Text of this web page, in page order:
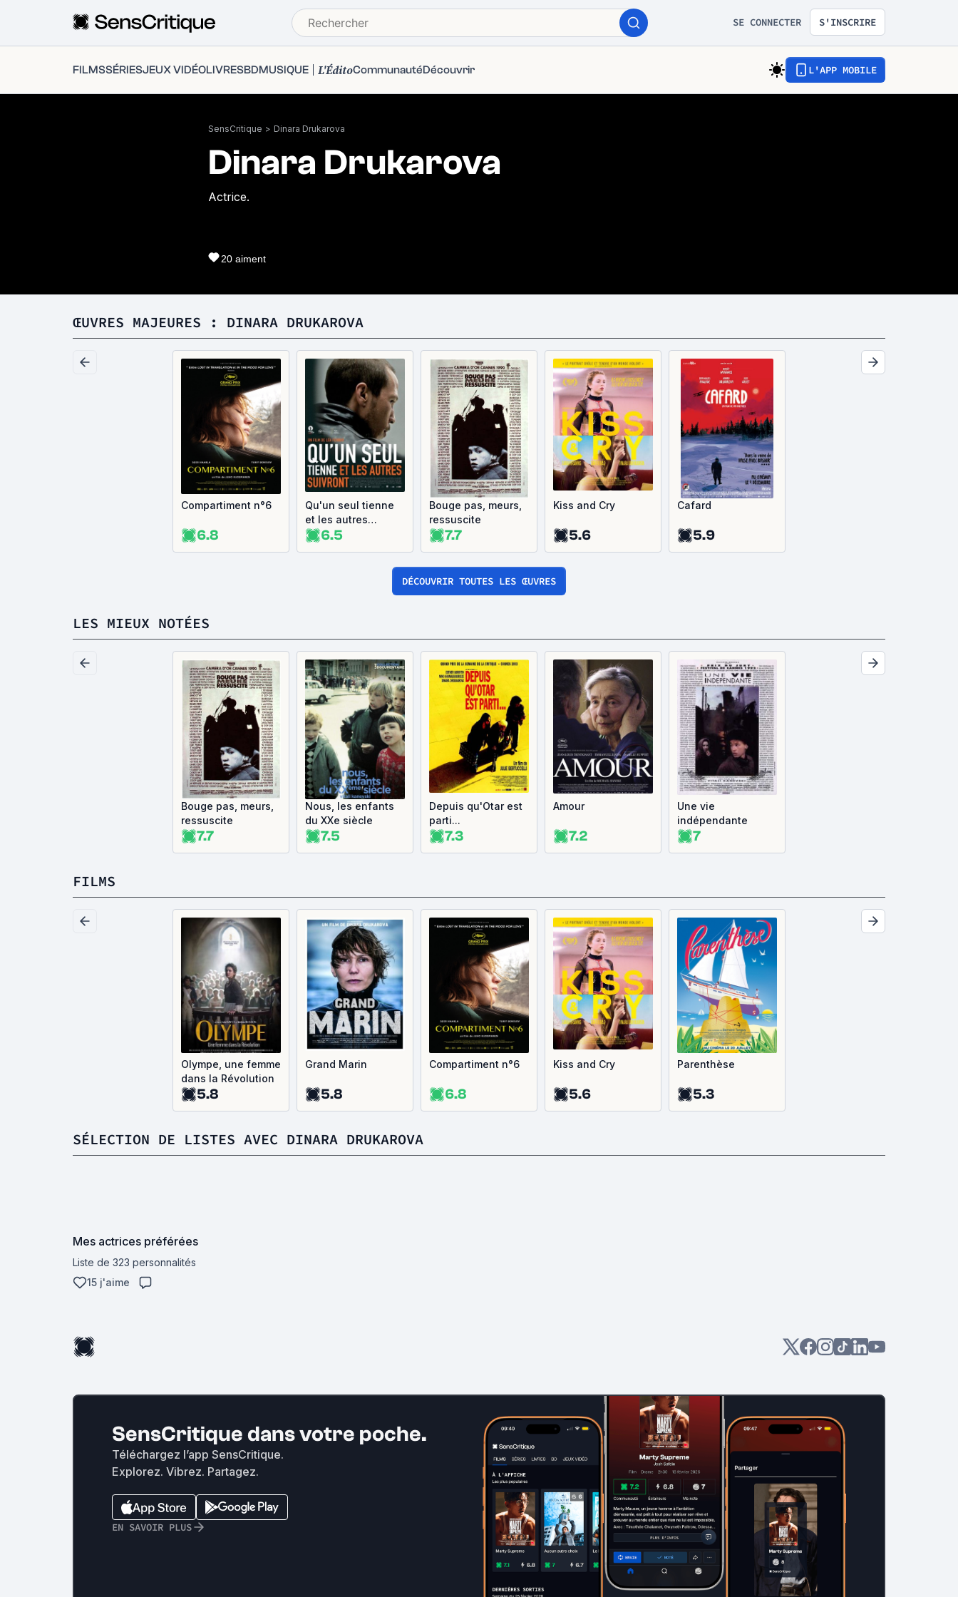
SE CONNECTER S'INSCRIRE
FILMSSÉRIESJEUX VIDÉOLIVRESBDMUSIQUE L'ÉditoCommunautéDécouvrir L'APP MOBILE
SensCritique > Dinara Drukarova
Dinara Drukarova
Actrice.
20 aiment
ŒUVRES MAJEURES : DINARA DRUKAROVA
Compartiment n°6
6.8
Qu'un seul tienne
et les autres
suivront
6.5
Bouge pas, meurs,
ressuscite
7.7
Kiss and Cry
5.6
Cafard
5.9
DÉCOUVRIR TOUTES LES ŒUVRES
LES MIEUX NOTÉES
Bouge pas, meurs,
ressuscite
7.7
Nous, les enfants
du XXe siècle
7.5
Depuis qu'Otar est
parti...
7.3
Amour
7.2
Une vie
indépendante
7
FILMS
Olympe, une femme
dans la Révolution
5.8
Grand Marin
5.8
Compartiment n°6
6.8
Kiss and Cry
5.6
Parenthèse
5.3
SÉLECTION DE LISTES AVEC DINARA DRUKAROVA
Mes actrices préférées
Liste de 323 personnalités
15 j'aime
SensCritique dans votre poche.
Téléchargez l’app SensCritique.
Explorez. Vibrez. Partagez.
EN SAVOIR PLUS